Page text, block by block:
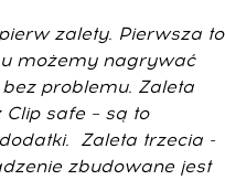
zalety. Pierwsza to
możemy nagrywać
problemu. Zaleta
safe – są to
Zaleta trzecia -
zbudowane jest